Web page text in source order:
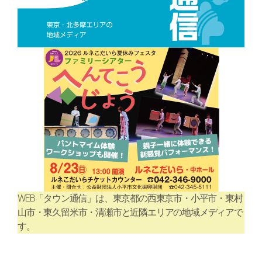
WEB「タウン通信」は、東京都の西東京市・小平市・東村
山市・東久留米市・清瀬市と近隣エリアの地域メディアで
す。